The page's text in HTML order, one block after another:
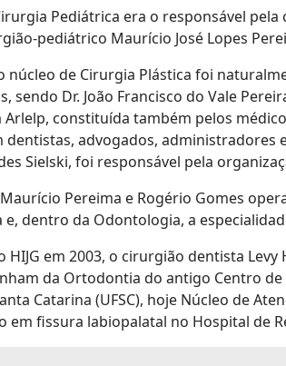
Pediátrica era o responsável
pediátrico Maurício José Lopes
núcleo de Cirurgia Plástica foi
sendo Dr. João Francisco do Vale
Arlelp, constituída também pelos
dentistas, advogados, administradores
Sielski, foi responsável pela
Pereima e Rogério Gomes
dentro da Odontologia, a
HIJG em 2003, o cirurgião dentista
da Ortodontia do antigo Centro
Catarina (UFSC), hoje Núcleo de
em fissura labiopalatal no Hospital de